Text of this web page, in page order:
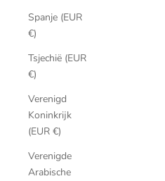
Spanje (EUR
€)
Tsjechië (EUR
€)
Verenigd
Koninkrijk
(EUR €)
Verenigde
Arabische